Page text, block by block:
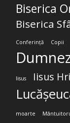
Biserica
Biserica
Conferință Copii
Iisus Iisus
moarte